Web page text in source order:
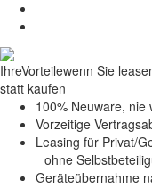
IhreVorteilewenn Sie
statt kaufen
100% Neuware, nie
Vorzeitige
Leasing für Privat/
ohne
Geräteübernahme